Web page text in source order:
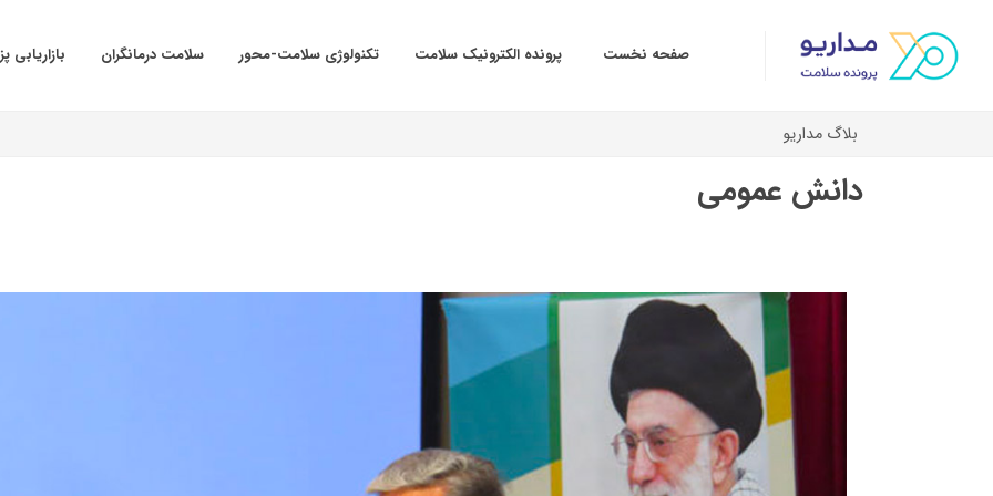
صفحه نخست پرونده الکترونیک سلامت تکنولوژی سلامت-محور سلامت درمانگران بازاریابی
بلاگ مداریو
دانش عمومی